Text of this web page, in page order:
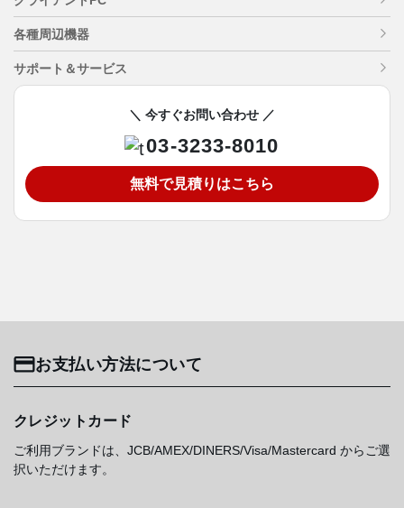
各種周辺機器
サポート＆サービス
＼ 今すぐお問い合わせ ／
03-3233-8010
無料で見積りはこちら
お支払い方法について
クレジットカード
ご利用ブランドは、JCB/AMEX/DINERS/Visa/Mastercard からご選
択いただけます。